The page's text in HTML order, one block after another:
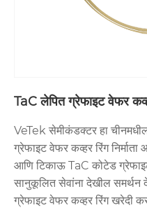
TaC लेपित ग्रेफाइट वेफर
VeTek सेमीकंडक्टर हा
ग्रेफाइट वेफर कव्हर रिंग
आणि टिकाऊ TaC कोटेड
सानुकूलित सेवांना देखील समर्थन
ग्रेफाइट वेफर कव्हर रिंग खरेदी